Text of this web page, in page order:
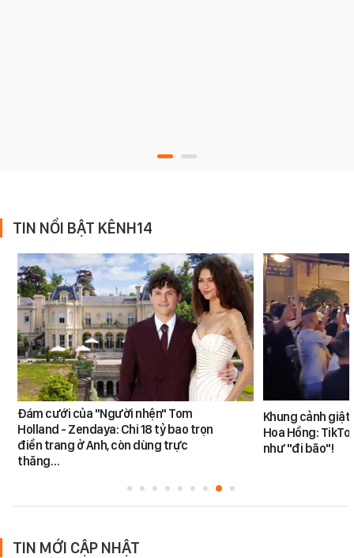
TIN NỔI BẬT KÊNH14
Đám cưới của "Người nhện" Tom
Holland - Zendaya: Chi 18 tỷ bao trọn
điền trang ở Anh, còn dùng trực
thăng…
Khung cảnh
Hoa Hồng:
như "đi bão"!
TIN MỚI CẬP NHẬT